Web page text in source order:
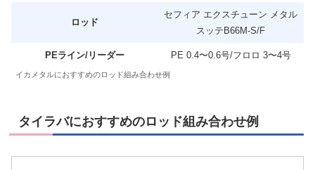
ロッド
セフィア エクスチューン メタル
スッテB66M-S/F
PEライン/リーダー PE 0.4〜0.6号/フロロ 3〜4号
イカメタルにおすすめのロッド組み合わせ例
タイラバにおすすめのロッド組み合わせ例